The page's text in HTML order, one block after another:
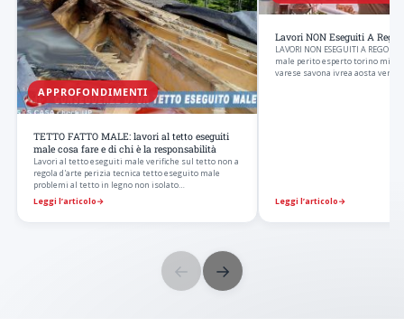
APPROFONDIMENTI
TETTO FATTO MALE: lavori al tetto eseguiti
male cosa fare e di chi è la responsabilità
Lavori al tetto eseguiti male verifiche sul tetto non a
regola d'arte perizia tecnica tetto eseguito male
problemi al tetto in legno non isolato…
Leggi l’articolo→
Lavori NON Eseguiti A
LAVORI NON ESEGUITI A
male perito esperto torino
varese savona ivrea aosta
Leggi l’articolo→
← →